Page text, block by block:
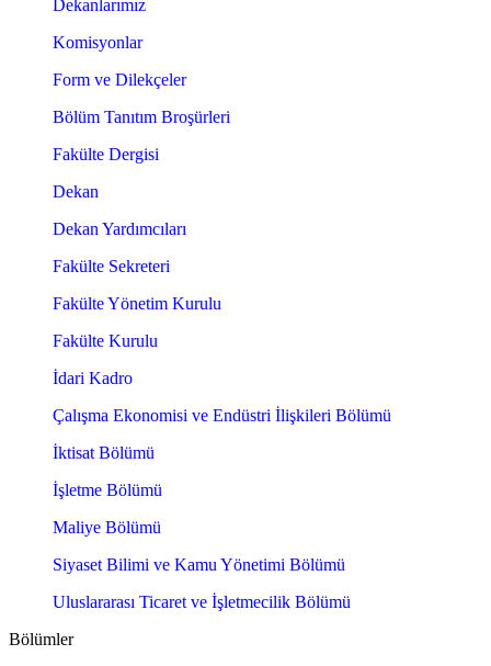
Dekanlarımız
Komisyonlar
Form ve Dilekçeler
Bölüm Tanıtım Broşürleri
Fakülte Dergisi
Dekan
Dekan Yardımcıları
Fakülte Sekreteri
Fakülte Yönetim Kurulu
Fakülte Kurulu
İdari Kadro
Çalışma Ekonomisi ve Endüstri İlişkileri Bölümü
İktisat Bölümü
İşletme Bölümü
Maliye Bölümü
Siyaset Bilimi ve Kamu Yönetimi Bölümü
Uluslararası Ticaret ve İşletmecilik Bölümü
Bölümler